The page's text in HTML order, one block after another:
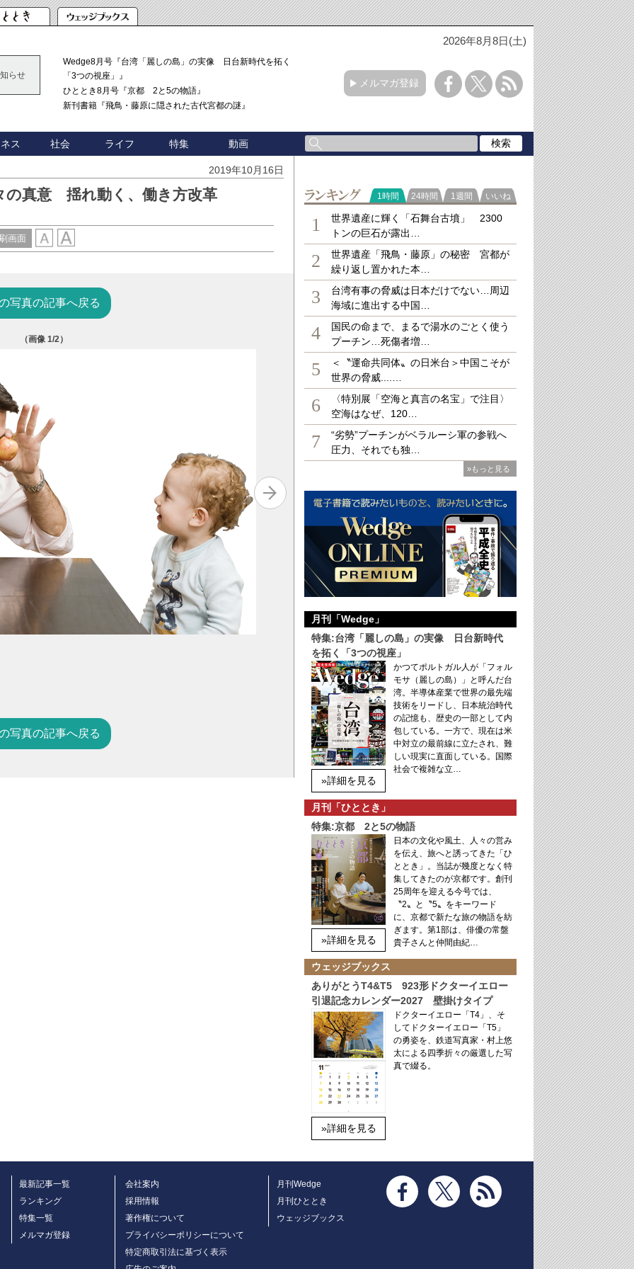
2026年8月8日(土)
らせ
Wedge8月号『台湾「麗しの島」の実像 日台新時代を拓く
「3つの視座」』
ひととき8月号『京都 2と5の物語』
新刊書籍『飛鳥・藤原に隠された古代宮都の謎』
メルマガ登録
ス 社会 ライフ 特集 動画
2019年10月16日
の真意 揺れ動く、働き方改革
画面
写真の記事へ戻る
（画像1/2）
写真の記事へ戻る
ラ
1時間 24時間 1週間 いいね
1
世界遺産に輝く「石舞台古墳」 2300
トンの巨石が露出…
2
世界遺産「飛鳥・藤原」の秘密 宮都が
繰り返し置かれた本…
3
台湾有事の脅威は日本だけでない…周辺
海域に進出する中国…
4
国民の命まで、まるで湯水のごとく使う
プーチン…死傷者増…
5
＜〝運命共同体〟の日米台＞中国こそが
世界の脅威....…
6
〈特別展「空海と真言の名宝」で注目〉
空海はなぜ、120…
7
“劣勢”プーチンがベラルーシ軍の参戦へ
圧力、それでも独…
»もっと見る
月刊「Wedge」
特集:台湾「麗しの島」の実像 日台新時代
を拓く「3つの視座」
»詳細を見る
かつてポルトガル人が「フォル
モサ（麗しの島）」と呼んだ台
湾。半導体産業で世界の最先端
技術をリードし、日本統治時代
の記憶も、歴史の一部として内
包している。一方で、現在は米
中対立の最前線に立たされ、難
しい現実に直面している。国際
社会で複雑な立…
月刊「ひととき」
特集:京都 2と5の物語
»詳細を見る
日本の文化や風土、人々の営み
を伝え、旅へと誘ってきた「ひ
ととき」。当誌が幾度となく特
集してきたのが京都です。創刊
25周年を迎える今号では、
〝2〟と〝5〟をキーワード
に、京都で新たな旅の物語を紡
ぎます。第1部は、俳優の常盤
貴子さんと仲間由紀…
ウェッジブックス
ありがとうT4&T5 923形ドクターイエロー
引退記念カレンダー2027 壁掛けタイプ
»詳細を見る
ドクターイエロー「T4」、そ
してドクターイエロー「T5」
の勇姿を、鉄道写真家・村上悠
太による四季折々の厳選した写
真で綴る。
最新記事一覧
ランキング
特集一覧
メルマガ登録
会社案内
採用情報
著作権について
プライバシーポリシーについて
特定商取引法に基づく表示
月刊Wedge
月刊ひととき
ウェッジブックス